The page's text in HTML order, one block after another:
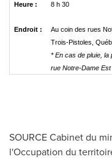
Heure : 8 h 30
Endroit :
Au coin des rues
Trois-Pistoles,
* En cas de pluie, la
rue Notre‑Dame Est
SOURCE Cabinet du
l'Occupation du